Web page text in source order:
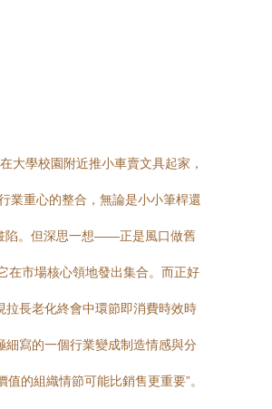
大學校園附近推小車賣文具起家，
業重心的整合，無論是小小筆桿還
陷。但深思一想——正是風口做舊
在市場核心領地發出集合。而正好
長老化終會中環節即消費時效時
寫的一個行業變成制造情感與分
的組織情節可能比銷售更重要”。